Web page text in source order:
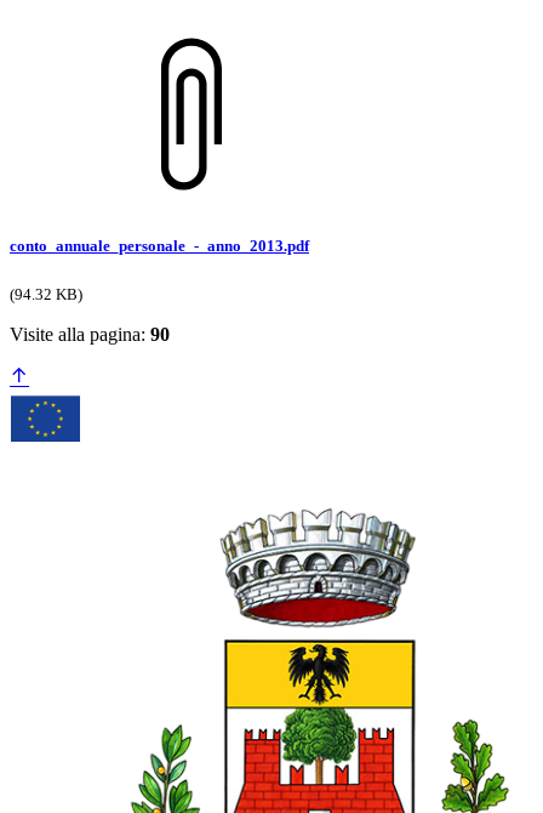
conto_annuale_personale_-_anno_2013.pdf
(94.32 KB)
Visite alla pagina: 90